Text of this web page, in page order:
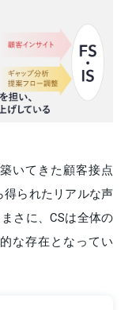
いてきた顧客接点
得られたリアルな声
さに、CSは全体の
な存在となってい